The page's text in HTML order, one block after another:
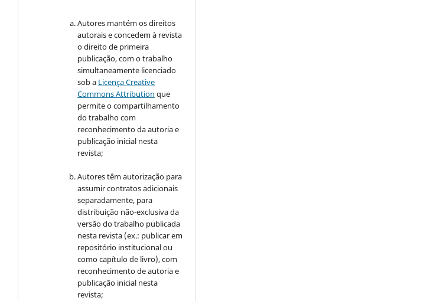
Autores mantém os direitos
autorais e concedem à revista
o direito de primeira
publicação, com o trabalho
simultaneamente licenciado
sob a Licença Creative
Commons Attribution que
permite o compartilhamento
do trabalho com
reconhecimento da autoria e
publicação inicial nesta
revista;
Autores têm autorização para
assumir contratos adicionais
separadamente, para
distribuição não-exclusiva da
versão do trabalho publicada
nesta revista (ex.: publicar em
repositório institucional ou
como capítulo de livro), com
reconhecimento de autoria e
publicação inicial nesta
revista;